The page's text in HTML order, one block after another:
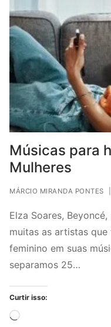
Músicas para
Mulheres
MÁRCIO MIRANDA PONTES
Elza Soares,
muitas as artistas
feminino em suas
separamos 25…
Curtir isso:
Carregando...